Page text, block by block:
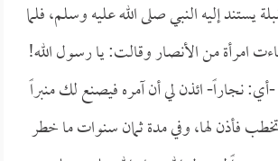
يستند إليه النبي صلى الله عليه وسلم، فلما
امرأة من الأنصار وقالت: يا رسول الله!
أي: نجاراً- ائذن لي أن آمره فيصنع لك منبراً
فأذن لها، وفي مدة ثمان سنوات ما خطر